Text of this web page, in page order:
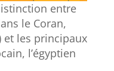
entre
le Coran,
et les principaux
l’égyptien